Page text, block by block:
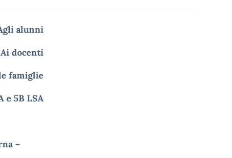
alunni
Ai docenti
famiglie
e 5B LSA
–